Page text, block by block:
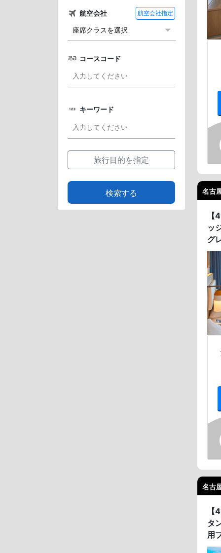
航空会社 航空会社指定
コースコード
キーワード
旅行目的を指定
検索する 名古
ッ
グ
名古
タ
用